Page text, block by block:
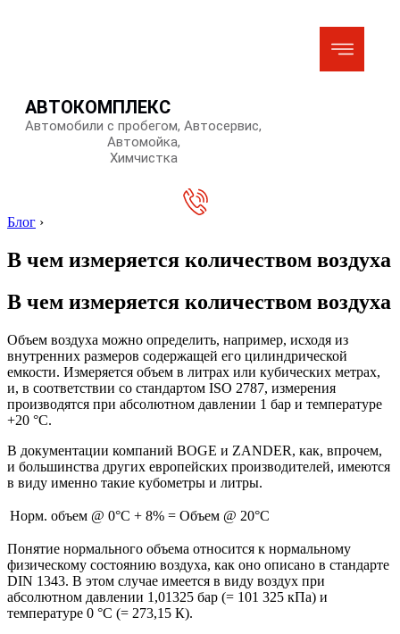
АВТОКОМПЛЕКС
Автомобили с пробегом, Автосервис,
Автомойка,
Химчистка
Блог ›
В чем измеряется количеством воздуха
В чем измеряется количеством воздуха
Объем воздуха можно определить, например, исходя из
внутренних размеров содержащей его цилиндрической
емкости. Измеряется объем в литрах или кубических метрах,
и, в соответствии со стандартом ISO 2787, измерения
производятся при абсолютном давлении 1 бар и температуре
+20 °C.
В документации компаний BOGE и ZANDER, как, впрочем,
и большинства других европейских производителей, имеются
в виду именно такие кубометры и литры.
Норм. объем @ 0°C + 8% = Объем @ 20°C
Понятие нормального объема относится к нормальному
физическому состоянию воздуха, как оно описано в стандарте
DIN 1343. В этом случае имеется в виду воздух при
абсолютном давлении 1,01325 бар (= 101 325 кПа) и
температуре 0 °C (= 273,15 К).